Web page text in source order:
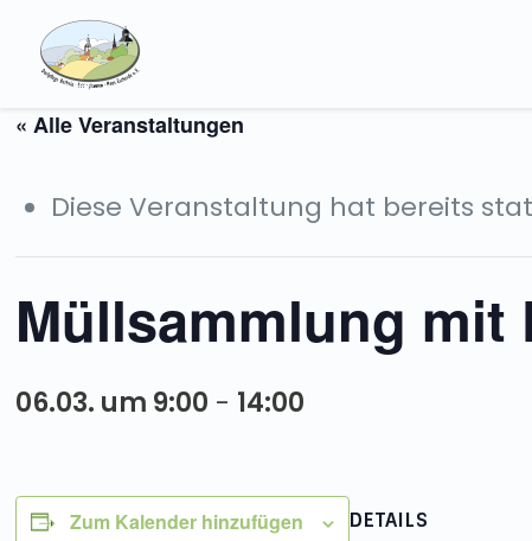
« Alle Veranstaltungen
Diese Veranstaltung hat bereits
Müllsammlung mit
06.03. um 9:00 - 14:00
Zum Kalender hinzufügen DETAILS